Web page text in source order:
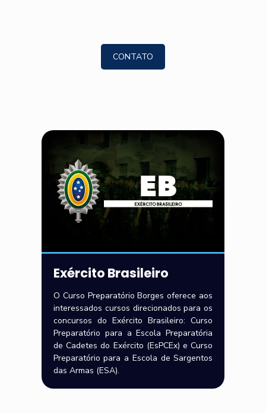
CONTATO
Exército Brasileiro
O Curso Preparatório Borges oferece aos
interessados cursos direcionados para os
concursos do Exército Brasileiro: Curso
Preparatório para a Escola Preparatória
de Cadetes do Exército (EsPCEx) e Curso
Preparatório para a Escola de Sargentos
das Armas (ESA).